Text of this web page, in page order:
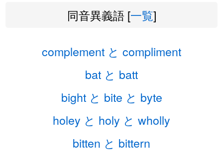
同音異義語 [一覧]
complement と compliment
bat と batt
bight と bite と byte
holey と holy と wholly
bitten と bittern